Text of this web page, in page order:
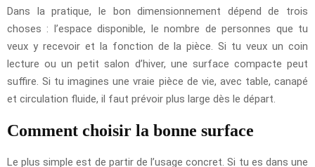
Dans la pratique, le bon dimensionnement dépend de trois
choses : l’espace disponible, le nombre de personnes que tu
veux y recevoir et la fonction de la pièce. Si tu veux un coin
lecture ou un petit salon d’hiver, une surface compacte peut
suffire. Si tu imagines une vraie pièce de vie, avec table, canapé
et circulation fluide, il faut prévoir plus large dès le départ.
Comment choisir la bonne surface
Le plus simple est de partir de l’usage concret. Si tu es dans une